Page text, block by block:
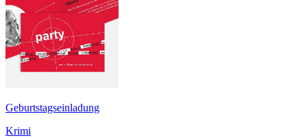
Geburtstagseinladung
Krimi